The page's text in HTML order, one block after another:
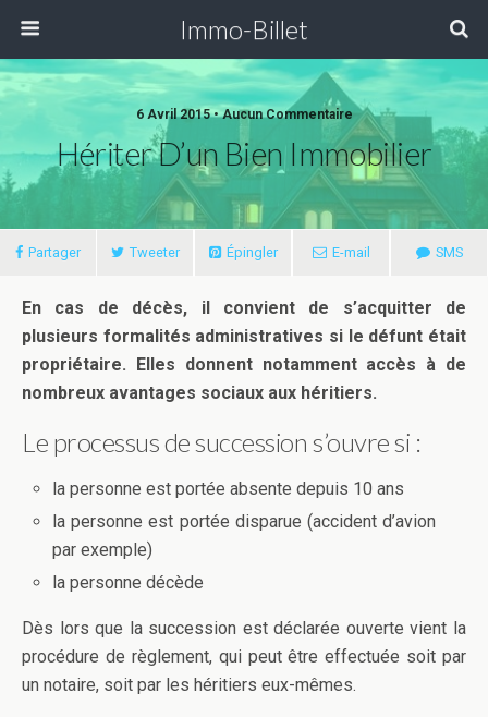
Immo-Billet
6 Avril 2015 •Aucun Commentaire
Hériter D’un Bien Immobilier
Partager Tweeter Épingler E-mail SMS
En cas de décès, il convient de s’acquitter de
plusieurs formalités administratives si le défunt était
propriétaire. Elles donnent notamment accès à de
nombreux avantages sociaux aux héritiers.
Le processus de succession s’ouvre si :
la personne est portée absente depuis 10 ans
la personne est portée disparue (accident d’avion
par exemple)
la personne décède
Dès lors que la succession est déclarée ouverte vient la
procédure de règlement, qui peut être effectuée soit par
un notaire, soit par les héritiers eux-mêmes.